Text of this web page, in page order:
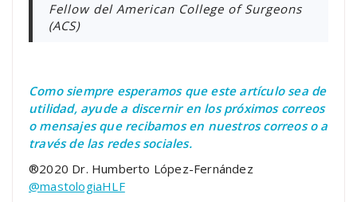
Fellow del American College of Surgeons
(ACS)
Como siempre esperamos que este artículo sea de
utilidad, ayude a discernir en los próximos correos
o mensajes que recibamos en nuestros correos o a
través de las redes sociales.
®2020 Dr. Humberto López-Fernández
@mastologiaHLF